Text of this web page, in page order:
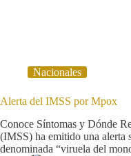
Nacionales
Alerta del IMSS por Mpox
Conoce Síntomas y Dónde
(IMSS) ha emitido una alerta
denominada “viruela del